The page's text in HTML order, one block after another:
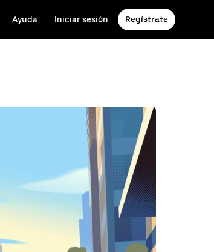
Ayuda Iniciar sesión Regístrate